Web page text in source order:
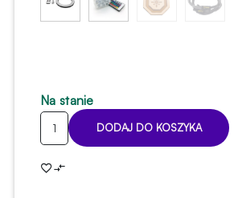
Na stanie
ilość
Moduł
AO
DODAJ DO KOSZYKA